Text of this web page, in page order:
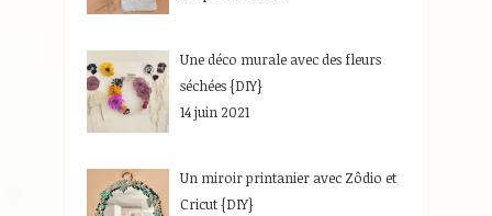
Une déco murale avec des fleurs
séchées {DIY}
14 juin 2021
Un miroir printanier avec Zôdio et
Cricut {DIY}